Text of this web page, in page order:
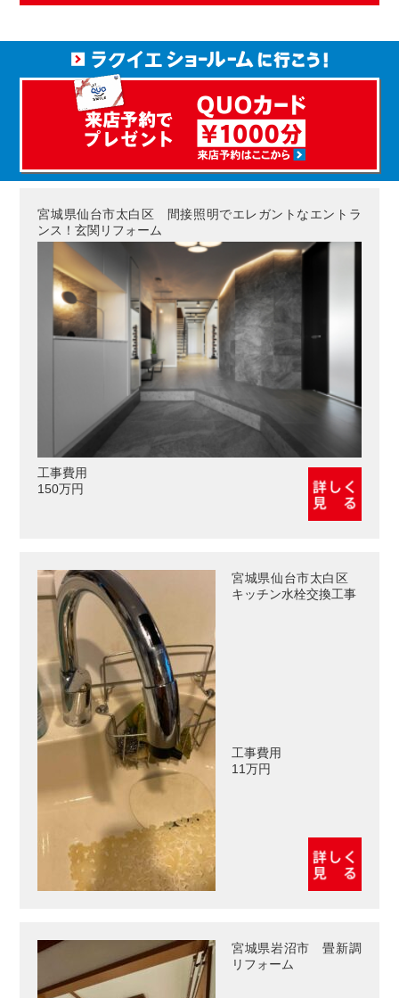
宮城県仙台市太白区 間接照明でエレガントなエントラ
ンス！玄関リフォーム
工事費用
150万円
宮城県仙台市太白区
キッチン水栓交換工事
工事費用
11万円
宮城県岩沼市 畳新調
リフォーム